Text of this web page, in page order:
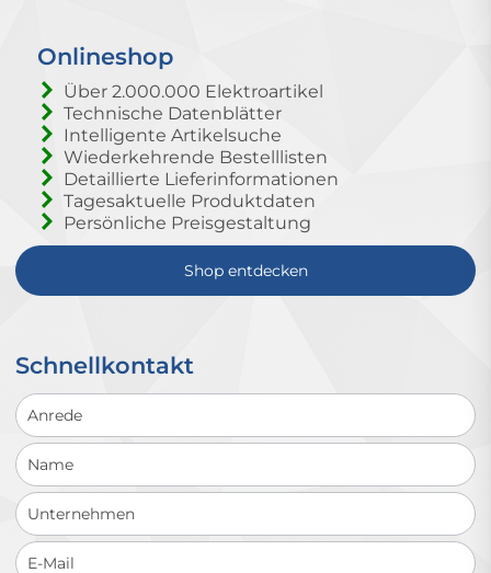
Onlineshop
Über 2.000.000 Elektroartikel
Technische Datenblätter
Intelligente Artikelsuche
Wiederkehrende Bestelllisten
Detaillierte Lieferinformationen
Tagesaktuelle Produktdaten
Persönliche Preisgestaltung
Shop entdecken
Schnellkontakt
Schnellkontakt